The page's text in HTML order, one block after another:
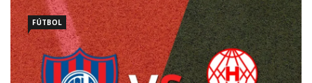
Liga Profesional, Teo Rodríguez Pagano […]
FÚTBOL